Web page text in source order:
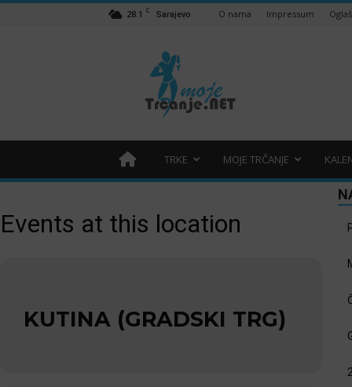
28.1 C Sarajevo O nama Impressum
Moje
trčanje
trcanje.net
TRKE MOJE TRČANJE
Events at this location
KUTINA (GRADSKI TRG)